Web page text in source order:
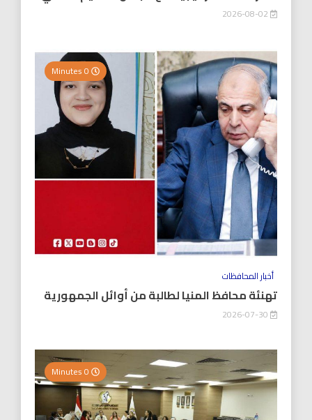
أخبار المحافظات
تهنئة محافظ المنيا لطالبة من أوائل الجمهورية